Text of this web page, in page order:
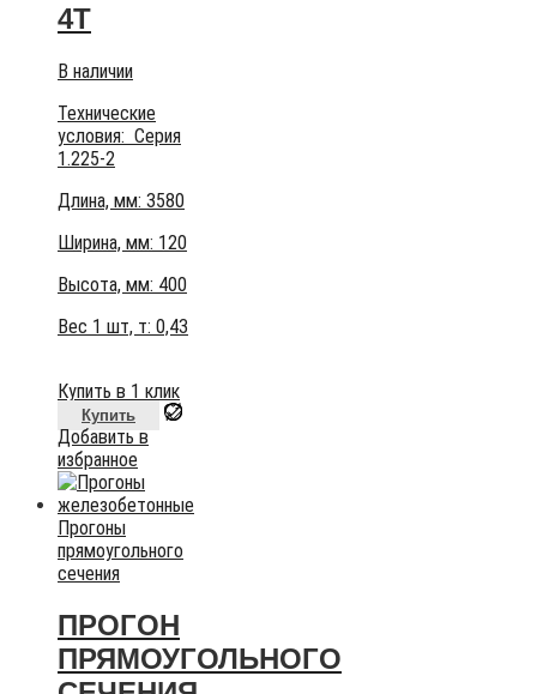
4Т
В наличии
Технические
условия: Серия
1.225-2
Длина, мм: 3580
Ширина, мм: 120
Высота, мм: 400
Вес 1 шт, т: 0,43
Купить в 1 клик
Купить
Добавить в
избранное
Прогоны
прямоугольного
сечения
ПРОГОН
ПРЯМОУГОЛЬНОГО